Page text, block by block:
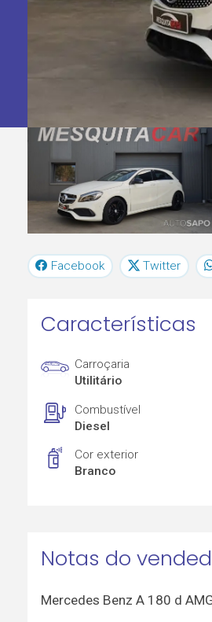
Facebook Twitter
Características
Carroçaria
Utilitário
Combustível
Diesel
Cor exterior
Branco
Notas do
Mercedes Benz A 180 d